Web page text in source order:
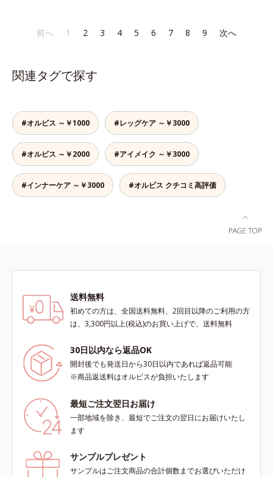
でも、ただ隠すだけでなく、乾きや
ーします。【ラスティング効果】皮
脂選択テカリ防止成分(*5)テカリの
はしっかり残すことでカバー力を保
ちます。*1 メイク効果による*2 角
層の範囲内*3 スキンプロテクト※
複合成分配合＝肌を保護し、乾燥を
防ぐ複合成分 ※ ビルベリー葉エ
キス、タベブイアインペチギノサ樹
皮エキス*4 グリセリルグルコシド
（保湿成分）、（ジメチコン／ビニ
かさ印象が高く評価されたこと*3
であること(*2)を業界で初めて発見
の乾燥・テカリへのケアはそのまま
に、肌荒れ・ニキビ予防など“今”の
ローチする進化を遂げました。うる
おいを逃しやすい男性肌に着目し、
アイテム同士をなじみやすくする
「うるおいコネクト設計」を採用。
約し、よりシンプルなお手入れで、
ハリ・ツヤのある好印象な清潔透明
かさ印象が高く評価されたこと*3
データベースPubMed及びGoogle
scholarにより国内化粧品業界にお
いて該当文献がないことを確認（ポ
であること(*2)を業界で初めて発見
ローチする進化を遂げました。うる
おいを逃しやすい男性肌に着目し、
アイテム同士をなじみやすくする
「うるおいコネクト設計」を採用。
約し、よりシンプルなお手入れで、
ハリ・ツヤのある好印象な清潔透明
る透明感のある肌*2 男性の顔画像
を用いた印象評価において、基準画
かさ印象が高く評価されたこと*3
scholarにより国内化粧品業界にお
いて該当文献がないことを確認（ポ
前へ 1 2 3 4 5 6 7 8 9 次へ
関連タグで探す
#オルビス ～￥1000 #レッグケア ～￥3000
#オルビス ～￥2000 #アイメイク ～￥3000
#インナーケア ～￥3000 #オルビス クチコミ高評価
送料無料
初めての方は、全国送料無料、2回目以降のご利用の方
は、3,300円以上(税込)のお買い上げで、送料無料
30日以内なら返品OK
開封後でも発送日から30日以内であれば返品可能
※商品返送料はオルビスが負担いたします
最短ご注文翌日お届け
一部地域を除き、最短でご注文の翌日にお届けいたし
ます
サンプルプレゼント
サンプルはご注文商品の合計個数までお選びいただけ